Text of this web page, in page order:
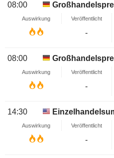
08:00
Auswirkung Veröffentlicht
-
08:00
Auswirkung Veröffentlicht
-
14:30
Auswirkung Veröffentlicht
-